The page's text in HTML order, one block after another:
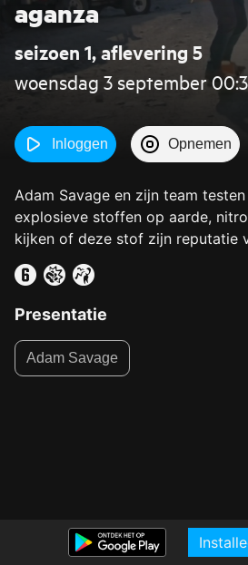
aganza
seizoen 1, aflevering 5
woensdag 3 september
Inloggen Opnemen
Adam Savage en zijn team
explosieve stoffen op aarde,
kijken of deze stof zijn reputatie
Presentatie
Adam Savage